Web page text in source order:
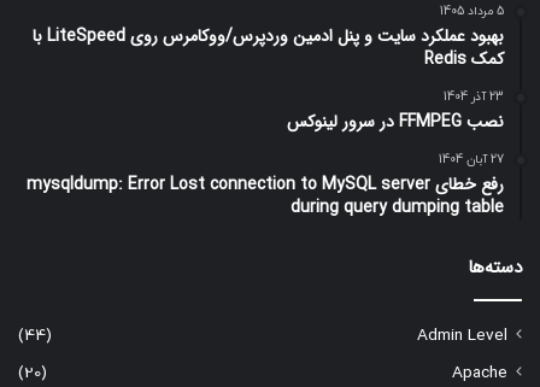
5 مرداد 1405
بهبود عملکرد سایت و پنل ادمین وردپرس/ووکامرس روی LiteSpeed با
کمک Redis
23 آذر 1404
نصب FFMPEG در سرور لینوکس
27 آبان 1404
رفع خطای mysqldump: Error Lost connection to MySQL server
during query dumping table
دسته‌ها
Admin Level
(44)
Apache
(20)